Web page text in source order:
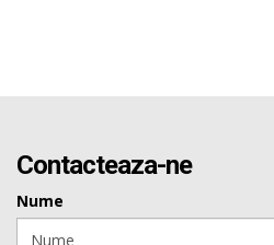
Contacteaza-ne
Nume